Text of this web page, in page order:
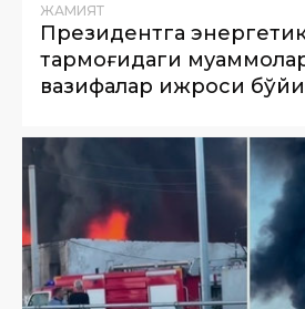
ЖАМИЯТ
Президентга
тармоғидаги
вазифалар ижроси